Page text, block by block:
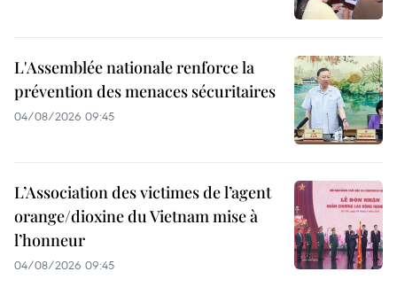
L'Assemblée nationale renforce la
prévention des menaces sécuritaires
04/08/2026 09:45
L’Association des victimes de l’agent
orange/dioxine du Vietnam mise à
l’honneur
04/08/2026 09:45